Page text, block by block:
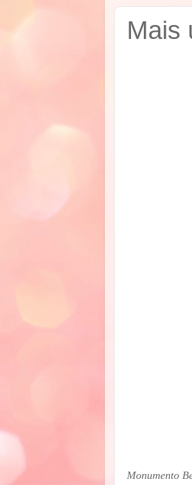
Mais
Monumento